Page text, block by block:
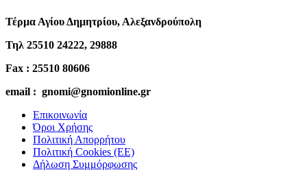
Τέρμα Αγίου Δημητρίου, Αλεξανδρούπολη
Τηλ 25510 24222, 29888
Fax : 25510 80606
email : gnomi@gnomionline.gr
Επικοινωνία
Όροι Χρήσης
Πολιτική Απορρήτου
Πολιτική Cookies (ΕΕ)
Δήλωση Συμμόρφωσης